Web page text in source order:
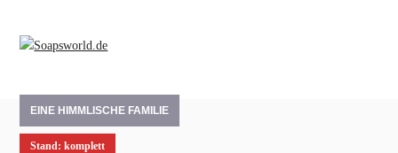
EINE HIMMLISCHE FAMILIE
Stand: komplett